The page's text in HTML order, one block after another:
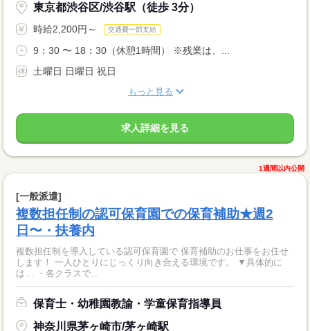
東京都渋谷区/渋谷駅（徒歩 3分）
時給2,200円～ 交通費一部支給
9：30 〜 18：30（休憩1時間） ※残業は、...
土曜日 日曜日 祝日
もっと見る
求人詳細を見る
1週間以内公開
[一般派遣]
複数担任制の認可保育園での保育補助★週2
日〜・扶養内
複数担任制を導入している認可保育園で 保育補助のお仕事をお任せ
します！ 一人ひとりにじっくり向き合える環境です。 ▼具体的に
は… ・各クラスで...
保育士・幼稚園教諭・学童保育指導員
神奈川県茅ヶ崎市/茅ヶ崎駅